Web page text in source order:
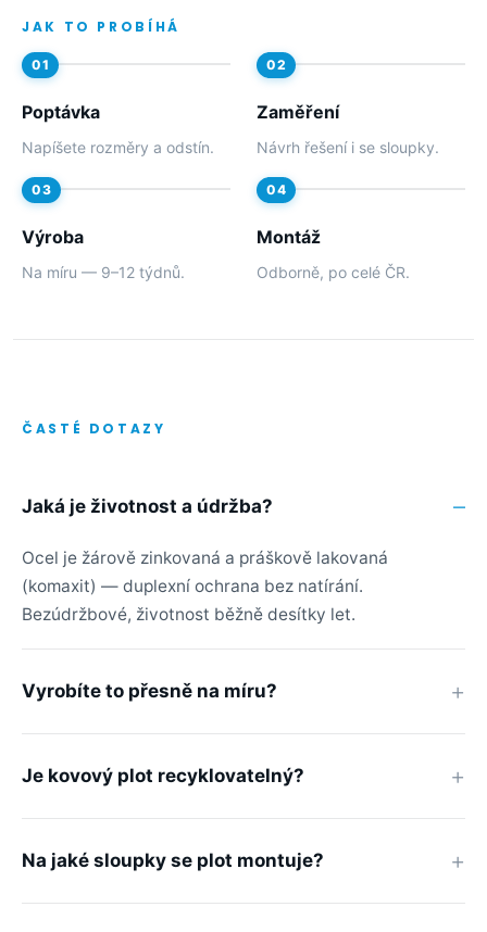
JAK TO PROBÍHÁ
Poptávka
Napíšete rozměry a odstín.
Zaměření
Návrh řešení i se sloupky.
Výroba
Na míru — 9–12 týdnů.
Montáž
Odborně, po celé ČR.
ČASTÉ DOTAZY
Jaká je životnost a údržba?
Ocel je žárově zinkovaná a práškově lakovaná
(komaxit) — duplexní ochrana bez natírání.
Bezúdržbové, životnost běžně desítky let.
Vyrobíte to přesně na míru?
Je kovový plot recyklovatelný?
Na jaké sloupky se plot montuje?